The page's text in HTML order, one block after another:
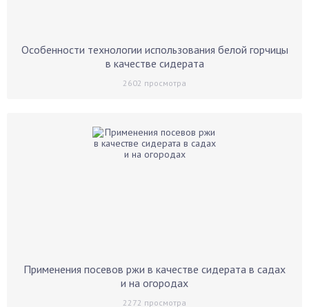
Особенности технологии использования белой горчицы
в качестве сидерата
2602 просмотра
Применения посевов ржи в качестве сидерата в садах
и на огородах
2272 просмотра